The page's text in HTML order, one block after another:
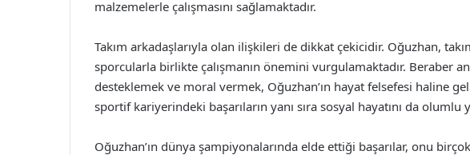
malzemelerle çalışmasını sağlamaktadır.
Takım arkadaşlarıyla olan ilişkileri de dikkat çekicidir. Oğuzhan,
sporcularla birlikte çalışmanın önemini vurgulamaktadır. Beraber
desteklemek ve moral vermek, Oğuzhan’ın hayat felsefesi haline
sportif kariyerindeki başarıların yanı sıra sosyal hayatını da
Oğuzhan’ın dünya şampiyonalarında elde ettiği başarılar, onu